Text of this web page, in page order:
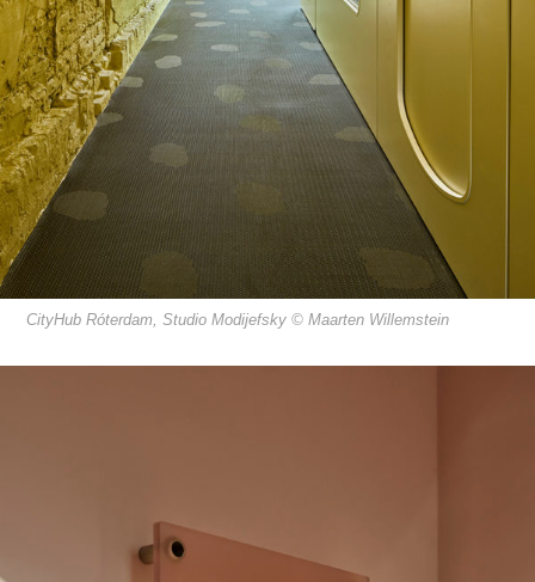
CityHub Róterdam, Studio Modijefsky © Maarten Willemstein